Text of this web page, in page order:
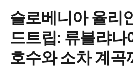
슬로베니아 율리
드트립: 류블랴나
호수와 소차 계곡